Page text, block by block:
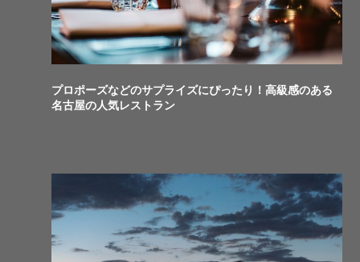
プロポーズなどのサプライズにぴったり！高級感のある
名古屋の人気レストラン